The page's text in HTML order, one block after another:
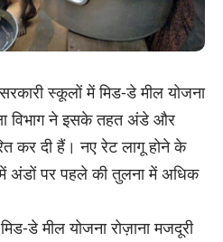
स्कूलों में मिड-डे मील योजना
विभाग ने इसके तहत अंडे और
कर दी हैं। नए रेट लागू होने के
अंडों पर पहले की तुलना में अधिक
डे मील योजना रोज़ाना मजदूरी